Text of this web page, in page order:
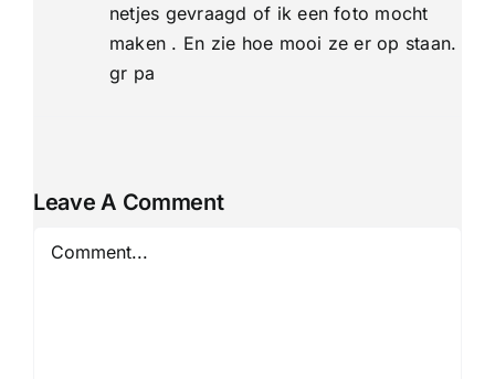
netjes gevraagd of ik een foto mocht
maken . En zie hoe mooi ze er op staan.
gr pa
Leave A Comment